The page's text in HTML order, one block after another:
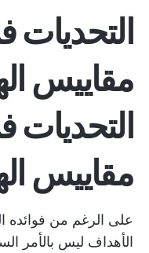
التحديات
مقاييس
التحديات
مقاييس
على الرغم من فوائده
الأهداف ليس بالأمر